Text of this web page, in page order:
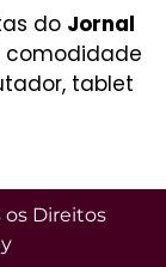
do Jornal
comodidade
tablet
os Direitos